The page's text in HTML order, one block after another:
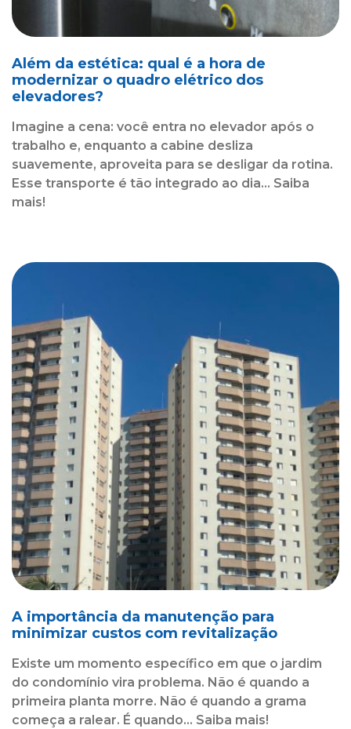
Além da estética: qual é a hora de
modernizar o quadro elétrico dos
elevadores?
Imagine a cena: você entra no elevador após o
trabalho e, enquanto a cabine desliza
suavemente, aproveita para se desligar da rotina.
Esse transporte é tão integrado ao dia... Saiba
mais!
A importância da manutenção para
minimizar custos com revitalização
Existe um momento específico em que o jardim
do condomínio vira problema. Não é quando a
primeira planta morre. Não é quando a grama
começa a ralear. É quando... Saiba mais!